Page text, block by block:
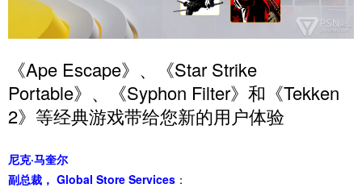
《Ape Escape》、《Star Strike
Portable》、《Syphon Filter》和《Tekken
2》等经典游戏带给您新的用户体验
尼克·马奎尔
副总裁， Global Store Services ：